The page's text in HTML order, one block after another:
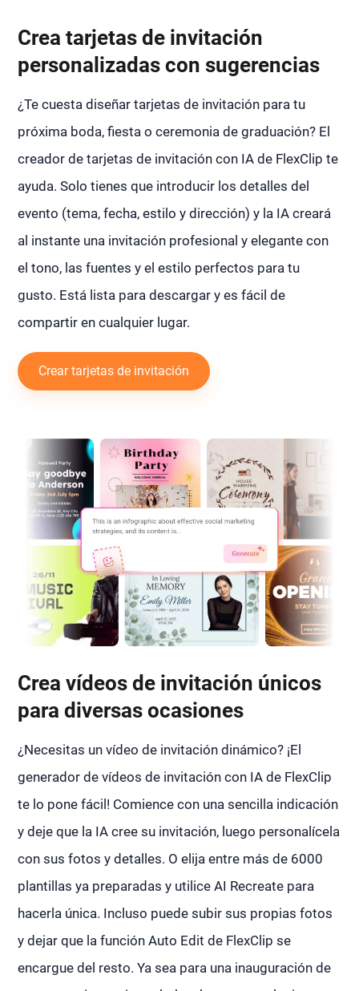
Crea tarjetas de invitación
personalizadas con sugerencias
¿Te cuesta diseñar tarjetas de invitación para tu
próxima boda, fiesta o ceremonia de graduación? El
creador de tarjetas de invitación con IA de FlexClip te
ayuda. Solo tienes que introducir los detalles del
evento (tema, fecha, estilo y dirección) y la IA creará
al instante una invitación profesional y elegante con
el tono, las fuentes y el estilo perfectos para tu
gusto. Está lista para descargar y es fácil de
compartir en cualquier lugar.
Crear tarjetas de invitación
Crea vídeos de invitación únicos
para diversas ocasiones
¿Necesitas un vídeo de invitación dinámico? ¡El
generador de vídeos de invitación con IA de FlexClip
te lo pone fácil! Comience con una sencilla indicación
y deje que la IA cree su invitación, luego personalícela
con sus fotos y detalles. O elija entre más de 6000
plantillas ya preparadas y utilice AI Recreate para
hacerla única. Incluso puede subir sus propias fotos
y dejar que la función Auto Edit de FlexClip se
encargue del resto. Ya sea para una inauguración de